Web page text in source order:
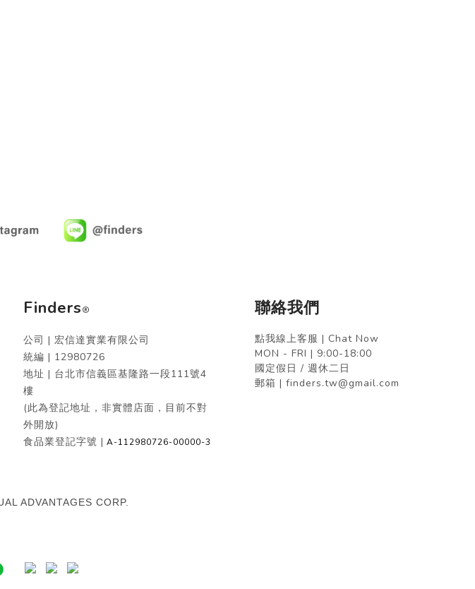
Finders®
公司 | 宏信達實業有限公司
統編 | 12980726
地址 | 台北市信義區基隆路一段111號4
樓
(此為登記地址，非實體店面，目前不對
外開放)
食品業登記字號 | A-112980726-00000-3
聯絡我們
點我線上客服 | Chat Now
MON - FRI | 9:00-18:00
國定假日 / 週休二日
郵箱 | finders.tw@gmail.com
ADVANTAGES CORP.